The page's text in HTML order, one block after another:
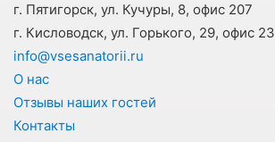
г. Пятигорск, ул. Кучуры, 8, офис 207
г. Кисловодск, ул. Горького, 29, офис 23
info@vsesanatorii.ru
О нас
Отзывы наших гостей
Контакты